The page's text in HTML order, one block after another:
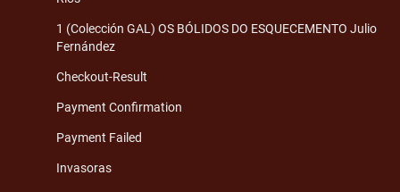
1 (Colección GAL) OS BÓLIDOS DO ESQUECEMENTO Julio
Fernández
Checkout-Result
Payment Confirmation
Payment Failed
Invasoras